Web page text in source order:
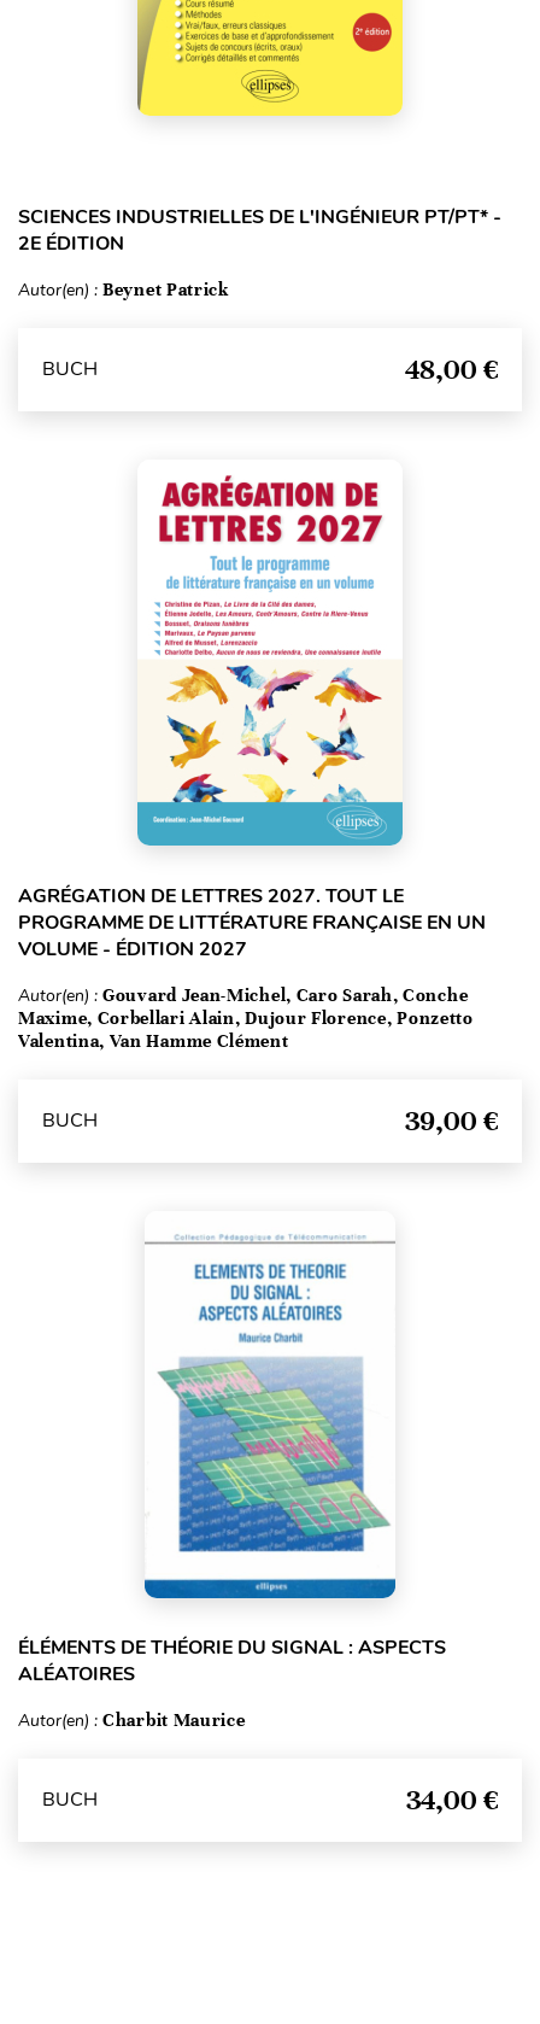
SCIENCES INDUSTRIELLES DE L'INGÉNIEUR PT/PT* -
2E ÉDITION
Autor(en) : Beynet Patrick
BUCH 48,00 €
AGRÉGATION DE LETTRES 2027. TOUT LE
PROGRAMME DE LITTÉRATURE FRANÇAISE EN UN
VOLUME - ÉDITION 2027
Autor(en) : Gouvard Jean-Michel, Caro Sarah, Conche
Maxime, Corbellari Alain, Dujour Florence, Ponzetto
Valentina, Van Hamme Clément
BUCH 39,00 €
ÉLÉMENTS DE THÉORIE DU SIGNAL : ASPECTS
ALÉATOIRES
Autor(en) : Charbit Maurice
BUCH 34,00 €